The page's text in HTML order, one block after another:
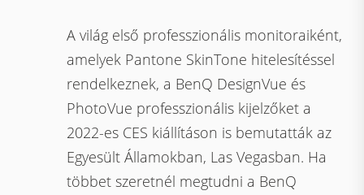
A világ első professzionális monitoraiként,
amelyek Pantone SkinTone hitelesítéssel
rendelkeznek, a BenQ DesignVue és
PhotoVue professzionális kijelzőket a
2022-es CES kiállításon is bemutatták az
Egyesült Államokban, Las Vegasban. Ha
többet szeretnél megtudni a BenQ